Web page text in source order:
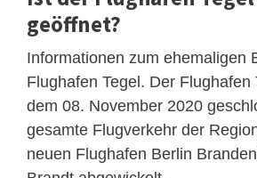
geöffnet?
Informationen zum ehemaligen
Flughafen Tegel. Der Flughafen
dem 08. November 2020
gesamte Flugverkehr der
neuen Flughafen Berlin